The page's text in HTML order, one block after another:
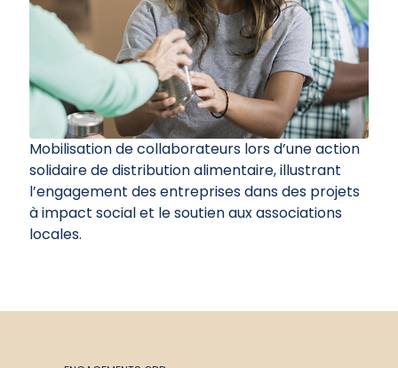
Mobilisation de collaborateurs lors d’une action
solidaire de distribution alimentaire, illustrant
l’engagement des entreprises dans des projets
à impact social et le soutien aux associations
locales.